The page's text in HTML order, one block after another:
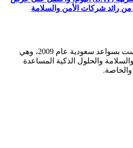
رائد شركات الأمن والسلامة
شركة البوارق العربية تأسست بسواعد سعودية عام 2009، وهي
والحلول الذكية المساعدة